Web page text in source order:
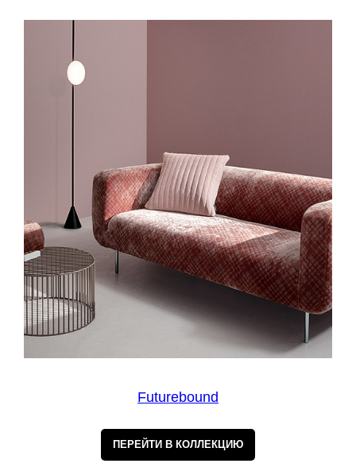
Futurebound
ПЕРЕЙТИ В КОЛЛЕКЦИЮ